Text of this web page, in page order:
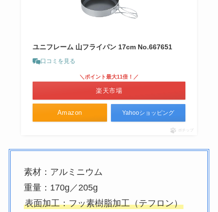
ユニフレーム 山フライパン 17cm No.667651
口コミを見る
Amazon
＼ポイント最大11倍！／
楽天市場
Yahooショッピング
ポチップ
素材：アルミニウム
重量：170g／205g
表面加工：フッ素樹脂加工（テフロン）